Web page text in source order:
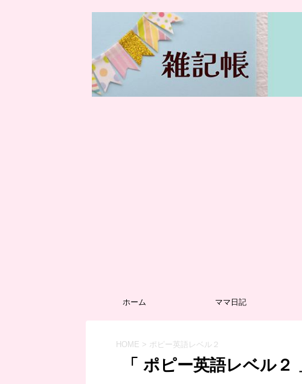
ホーム ママ日記
HOME > ポピー英語レベル２
「 ポピー英語レベル２